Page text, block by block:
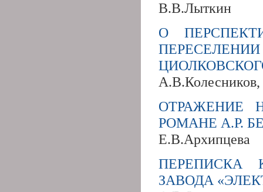
В.В.Лыткин
О
ОТРАЖЕНИЕ
РОМАНЕ А.Р.
Е.В.Архипцева
ПЕРЕПИСКА
ЗАВОДА